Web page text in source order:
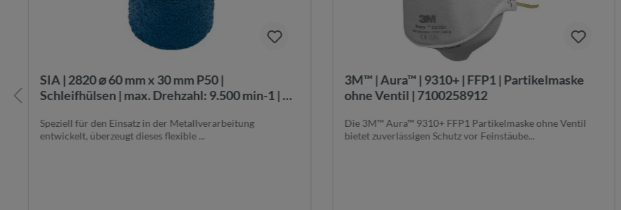
SIA | 2820 ⌀ 60 mm x 30 mm P50 |
Schleifhülsen | max. Drehzahl: 9.500 min-1 | F
Speziell für den Einsatz in der Metallverarbeitung
entwickelt, überzeugt dieses flexible ...
3M™ | Aura™ | 9310+ | FFP1 | Partikelmaske
ohne Ventil | 7100258912
Die 3M™ Aura™ 9310+ FFP1 Partikelmaske ohne Ventil
bietet zuverlässigen Schutz vor Feinstäube...